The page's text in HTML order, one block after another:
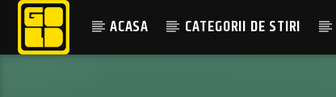
ACASA CATEGORII DE STIRI